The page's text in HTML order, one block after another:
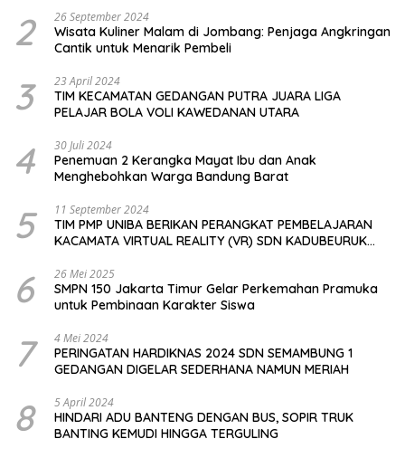
2 26 September 2024
Wisata Kuliner Malam di Jombang: Penjaga Angkringan
Cantik untuk Menarik Pembeli
3 23 April 2024
TIM KECAMATAN GEDANGAN PUTRA JUARA LIGA
PELAJAR BOLA VOLI KAWEDANAN UTARA
4 30 Juli 2024
Penemuan 2 Kerangka Mayat Ibu dan Anak
Menghebohkan Warga Bandung Barat
5 11 September 2024
TIM PMP UNIBA BERIKAN PERANGKAT PEMBELAJARAN
KACAMATA VIRTUAL REALITY (VR) SDN KADUBEURUK
6 26 Mei 2025
SMPN 150 Jakarta Timur Gelar Perkemahan Pramuka
untuk Pembinaan Karakter Siswa
7 4 Mei 2024
PERINGATAN HARDIKNAS 2024 SDN SEMAMBUNG 1
GEDANGAN DIGELAR SEDERHANA NAMUN MERIAH
8 5 April 2024
HINDARI ADU BANTENG DENGAN BUS, SOPIR TRUK
BANTING KEMUDI HINGGA TERGULING